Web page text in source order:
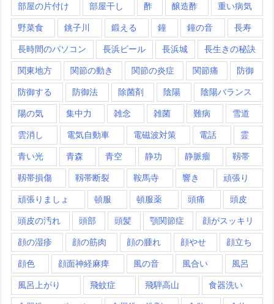
部屋の片付け 部屋干し 酢 醸造酢 重い病気
野菜食 銚子川 鍛える 鐘 鐘の音 長寿
長時間のパソコン 長浜ビール 長浜城 長生きの秘訣
関東地方 関節の動き 関節の炎症 関節痛 防御
防御する 防御法 除菌剤 陰陽 陰陽バランス
陽の気 集中力 雑念 雑菌 難病 雪道
雲消し 電気自動車 電磁波対策 電話 霊
青い光 青森 青空 静功 静脈瘤 靱帯
靱帯損傷 靱帯断裂 鞍馬寺 響き 頑張り
頑張りましょ 頓服 頓服薬 頭痛 頭皮
頭皮の汚れ 頭部 頭髪 顎関節症 顔がスッキリ
顔の湿疹 顔の筋肉 顔の腫れ 顔やせ 顔立ち
顔色 顔面神経麻痺 風の音 風合い 風呂
風呂上がり 飛蚊症 飛騨高山 食器洗い